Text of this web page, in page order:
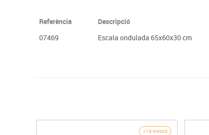
Referència Descripció
07469
Escala ondulada 65x60x30 cm
+18 mesos